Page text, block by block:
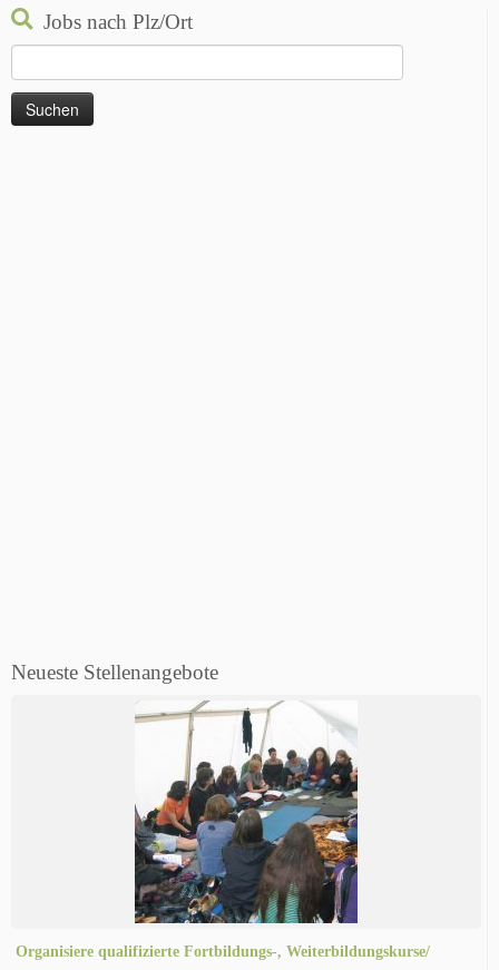
Jobs nach Plz/Ort
nach:
Neueste Stellenangebote
Organisiere qualifizierte Fortbildungs-, Weiterbildungskurse/